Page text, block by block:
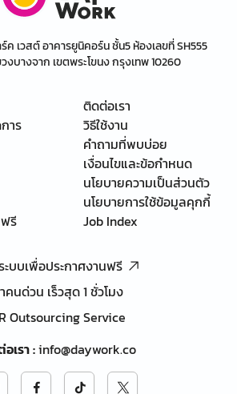
ร์ค เวสต์ อาคารยูนิคอร์น ชั้น5 ห้องเลขที่ SH555
บางจาก เขตพระโขนง กรุงเทพ 10260
าร
รี
ติดต่อเรา
วิธีใช้งาน
คำถามที่พบบ่อย
เงื่อนไขและข้อกำหนด
นโยบายความเป็นส่วนตัว
นโยบายการใช้ข้อมูลคุกกี้
Job Index
ะบบเพื่อประกาศงานฟรี
คนด่วน เร็วสุด 1 ชั่วโมง
Outsourcing Service
เรา:info@daywork.co